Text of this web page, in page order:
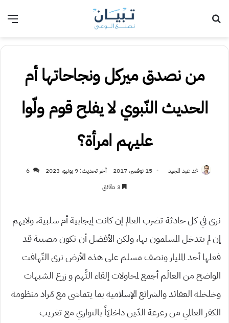
من نصدق ميركل ونجاحاتها أم
الحديث النّبوي لا يفلح قوم ولّوا
عليهم امرأة؟
محمد عبد المجيد 15 نوفمبر، 2017 آخر تحديث: 9 يونيو، 2023
6
نرى في كل حادثة تضرب العالم إن كانت إيجابية أم سلبية، ولايهم
إن لم يتدخل المسلمون بها، ولكن الأفضل أن تكون مصيبة قد
فعلها أحد المليار ونصف مسلم على هذه الأرض نرى التّهافت
الواضح من العالَم أجمع لمحاولات إلقاء التُّهم و زرع الشبهات
وخلخلة العقائد والشرائع الإسلامية بما يتماشى مع مُراد منظومة
الكفر العالمي من زعزعة الدّين داخليّاً بالتوازي مع تغريب